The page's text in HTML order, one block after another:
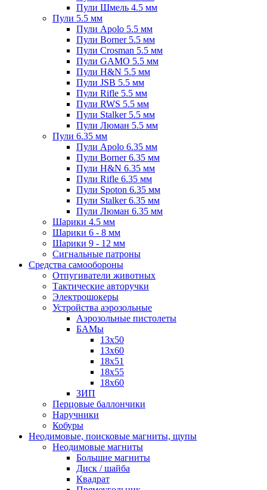
Пули Шмель 4.5 мм
Пули 5.5 мм
Пули Apolo 5.5 мм
Пули Borner 5.5 мм
Пули Crosman 5.5 мм
Пули GAMO 5.5 мм
Пули H&N 5.5 мм
Пули JSB 5.5 мм
Пули Rifle 5.5 мм
Пули RWS 5.5 мм
Пули Stalker 5.5 мм
Пули Люман 5.5 мм
Пули 6.35 мм
Пули Apolo 6.35 мм
Пули Borner 6.35 мм
Пули H&N 6.35 мм
Пули Rifle 6.35 мм
Пули Spoton 6.35 мм
Пули Stalker 6.35 мм
Пули Люман 6.35 мм
Шарики 4.5 мм
Шарики 6 - 8 мм
Шарики 9 - 12 мм
Сигнальные патроны
Средства самообороны
Отпугиватели животных
Тактические авторучки
Электрошокеры
Устройства аэрозольные
Аэрозольные пистолеты
БАМы
13х50
13х60
18х51
18х55
18х60
ЗИП
Перцовые баллончики
Наручники
Кобуры
Неодимовые, поисковые магниты, щупы
Неодимовые магниты
Большие магниты
Диск / шайба
Квадрат